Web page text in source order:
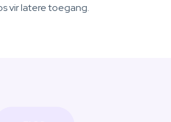
vir latere toegang.